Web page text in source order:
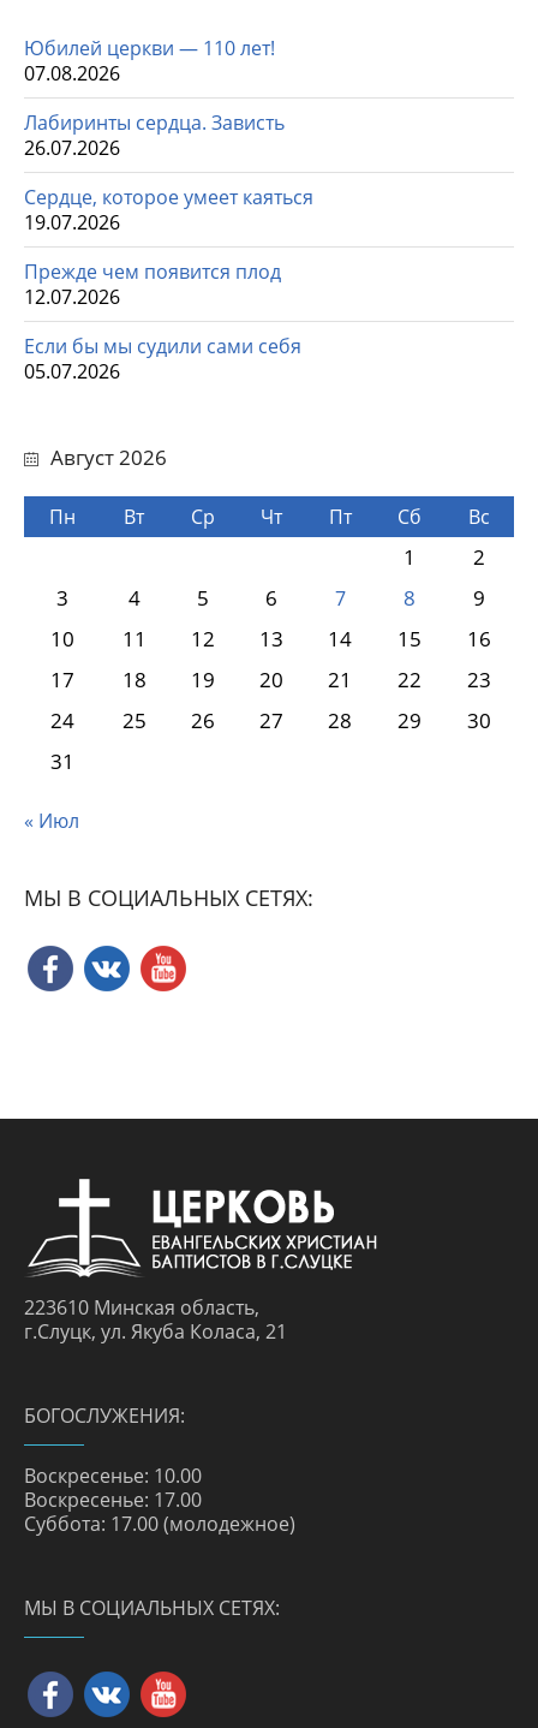
Юбилей церкви — 110 лет!
07.08.2026
Лабиринты сердца. Зависть
26.07.2026
Сердце, которое умеет каяться
19.07.2026
Прежде чем появится плод
12.07.2026
Если бы мы судили сами себя
05.07.2026
Август 2026
Пн Вт Ср Чт Пт Сб Вс
1
2
3
4 5 6 7 8
9
10
11 12 13 14 15
16
17
18 19 20 21 22
23
24
25 26 27 28 29
30
31
« Июл
МЫ В СОЦИАЛЬНЫХ СЕТЯХ:
223610 Минская область,
г.Слуцк, ул. Якуба Коласа, 21
БОГОСЛУЖЕНИЯ:
Воскресенье: 10.00
Воскресенье: 17.00
Суббота: 17.00 (молодежное)
МЫ В СОЦИАЛЬНЫХ СЕТЯХ: